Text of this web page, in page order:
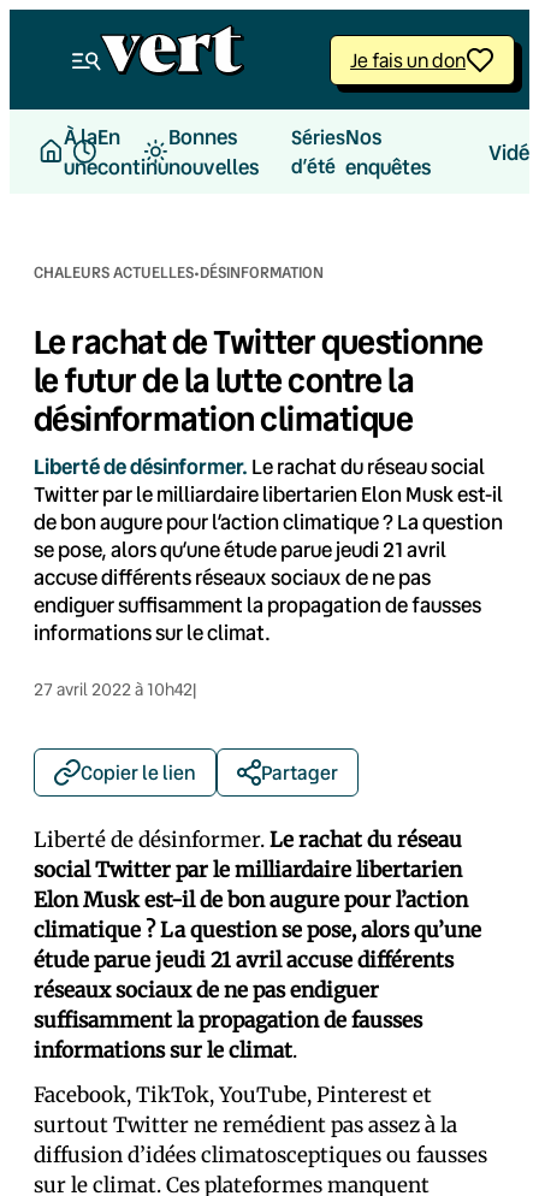
Je fais un don
À la
une
En
continu
Bonnes
nouvelles
Séries
d’été
Nos
enquêtes
CHALEURS ACTUELLES·DÉSINFORMATION
Le rachat de Twitter questionne
le futur de la lutte contre la
désinformation climatique
Liberté de désinformer. Le rachat du réseau social
Twitter par le milliardaire libertarien Elon Musk est-il
de bon augure pour l’action climatique ? La question
se pose, alors qu’une étude parue jeudi 21 avril
accuse différents réseaux sociaux de ne pas
endiguer suffisamment la propagation de fausses
informations sur le climat.
27 avril 2022 à 10h42|
Copier le lien Partager
Liberté de désinformer.Le rachat du réseau
social Twitter par le milliardaire libertarien
Elon Musk est-il de bon augure pour l’action
climatique ? La question se pose, alors qu’une
étude parue jeudi 21 avril accuse différents
réseaux sociaux de ne pas endiguer
suffisamment la propagation de fausses
informations sur le climat.
Facebook, TikTok, YouTube, Pinterest et
surtout Twitter ne remédient pas assez à la
diffusion d’idées climatosceptiques ou fausses
sur le climat. Ces plateformes manquent